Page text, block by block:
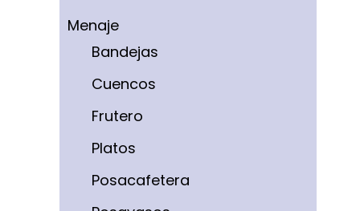
Menaje
Bandejas
Cuencos
Frutero
Platos
Posacafetera